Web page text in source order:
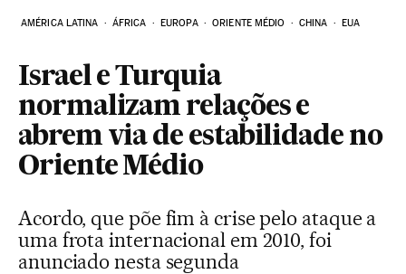
AMÉRICA LATINA ÁFRICA EUROPA ORIENTE MÉDIO CHINA EUA
Israel e Turquia
normalizam relações e
abrem via de estabilidade no
Oriente Médio
Acordo, que põe fim à crise pelo ataque a
uma frota internacional em 2010, foi
anunciado nesta segunda